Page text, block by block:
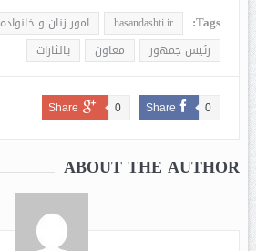
Tags:
hasandashti.ir امور زنان و خانواده
رئیس جمهور
معاون یالثارات
Share 0
Share 0
ABOUT THE AUTHOR